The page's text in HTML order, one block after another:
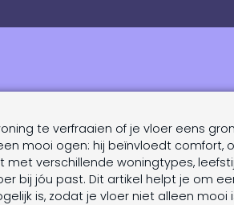
te verfraaien of je vloer eens
mooi ogen: hij beïnvloedt comfort,
met verschillende woningtypes,
bij jóu past. Dit artikel helpt je om
is, zodat je vloer niet alleen mooi